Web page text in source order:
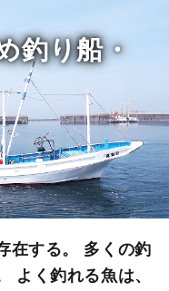
釣り船・
在する。 多くの釣
よく釣れる魚は、